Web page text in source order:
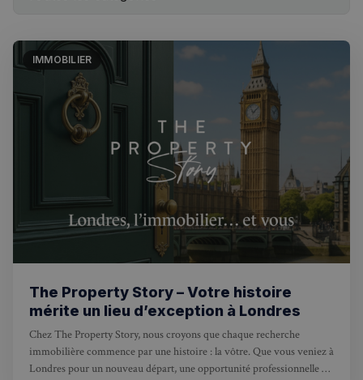
IMMOBILIER
The Property Story – Votre histoire
mérite un lieu d’exception à Londres
Chez The Property Story, nous croyons que chaque recherche
immobilière commence par une histoire : la vôtre. Que vous veniez à
Londres pour un nouveau départ, une opportunité professionnelle ou